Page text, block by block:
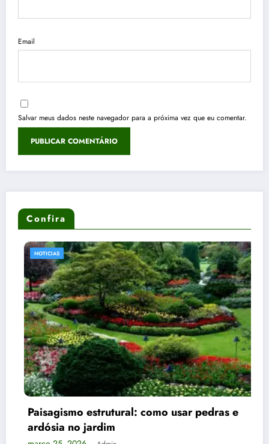
Email
Salvar meus dados neste navegador para a próxima vez que eu comentar.
Confira
NOTICIAS
Paisagismo estrutural: como usar pedras e
ardósia no jardim